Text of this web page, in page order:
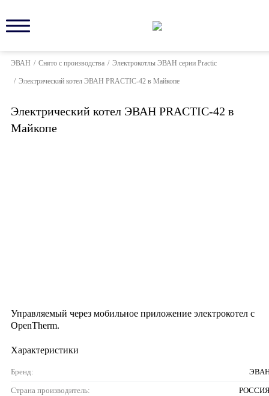
ЭВАН / Снято с производства / Электрокотлы ЭВАН серии Practic
/ Электрический котел ЭВАН PRACTIC-42 в Майкопе
Электрический котел ЭВАН PRACTIC-42 в
Майкопе
Управляемый через мобильное приложение электрокотел с
OpenTherm.
Характеристики
Бренд:
Страна производитель: